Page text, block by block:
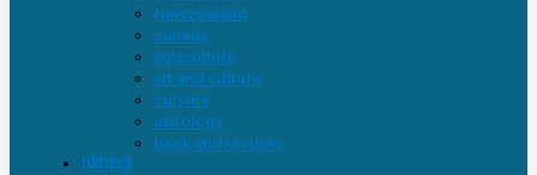
Newzealand
canada
agriculture
art and culture
cuisine
astrology
book and reviews
nkhindi